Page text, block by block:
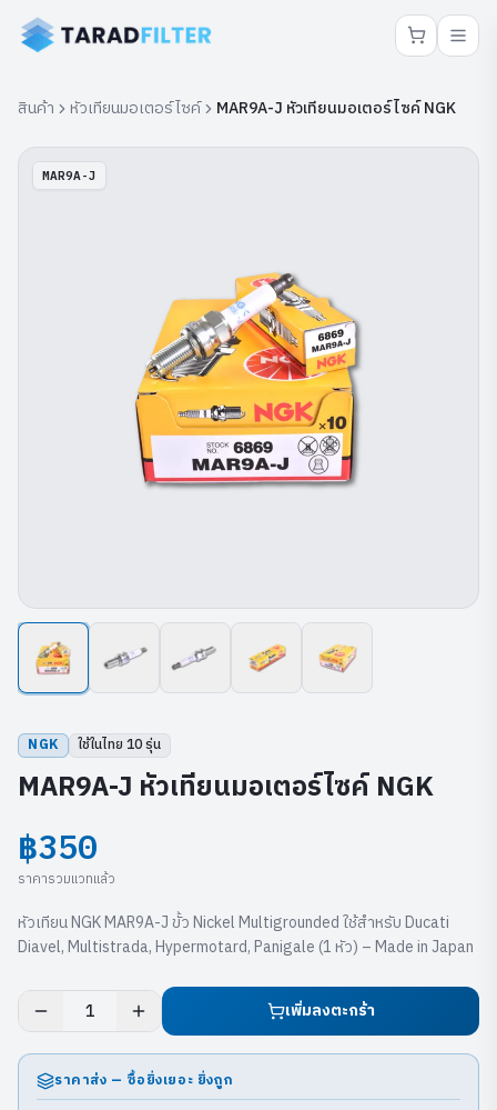
สินค้า หัวเทียนมอเตอร์ไซค์ MAR9A-J หัวเทียนมอเตอร์ไซค์ NGK
MAR9A-J
NGK ใช้ในไทย 10รุ่น
MAR9A-J หัวเทียนมอเตอร์ไซค์ NGK
฿350
ราคารวมแวทแล้ว
หัวเทียน NGK MAR9A-J ขั้ว Nickel Multigrounded ใช้สำหรับ Ducati
Diavel, Multistrada, Hypermotard, Panigale (1 หัว) – Made in Japan
1 เพิ่มลงตะกร้า
ราคาส่ง — ซื้อยิ่งเยอะ ยิ่งถูก